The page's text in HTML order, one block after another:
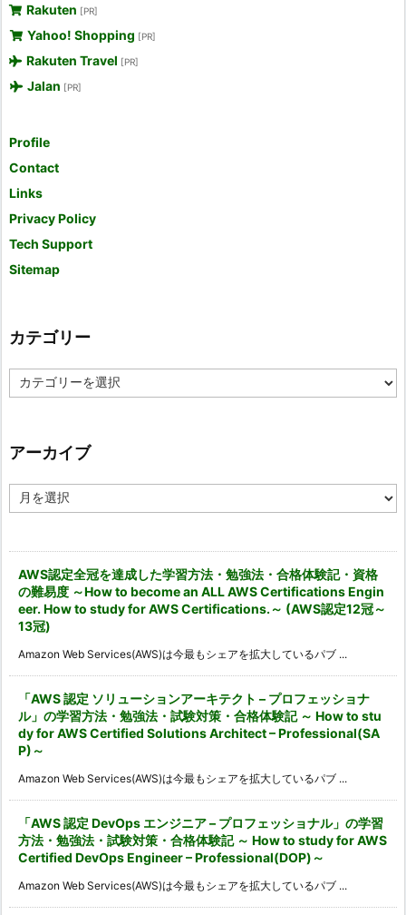
Rakuten [PR]
Yahoo! Shopping [PR]
Rakuten Travel [PR]
Jalan [PR]
Profile
Contact
Links
Privacy Policy
Tech Support
Sitemap
カテゴリー
テ
ー
アーカイブ
ー
AWS認定全冠を達成した学習方法・勉強法・合格体験記・資格
の難易度 ～How to become an ALL AWS Certifications Engin
eer. How to study for AWS Certifications.～ (AWS認定12冠～
13冠)
Amazon Web Services(AWS)は今最もシェアを拡大しているパブ ...
「AWS 認定 ソリューションアーキテクト – プロフェッショナ
ル」の学習方法・勉強法・試験対策・合格体験記 ～ How to stu
dy for AWS Certified Solutions Architect – Professional(SA
P)～
Amazon Web Services(AWS)は今最もシェアを拡大しているパブ ...
「AWS 認定 DevOps エンジニア – プロフェッショナル」の学習
方法・勉強法・試験対策・合格体験記 ～ How to study for AWS
Certified DevOps Engineer – Professional(DOP)～
Amazon Web Services(AWS)は今最もシェアを拡大しているパブ ...